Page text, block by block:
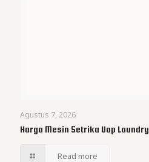
Agustus 7, 2026
Harga Mesin Setrika Uap Laundry
Read more